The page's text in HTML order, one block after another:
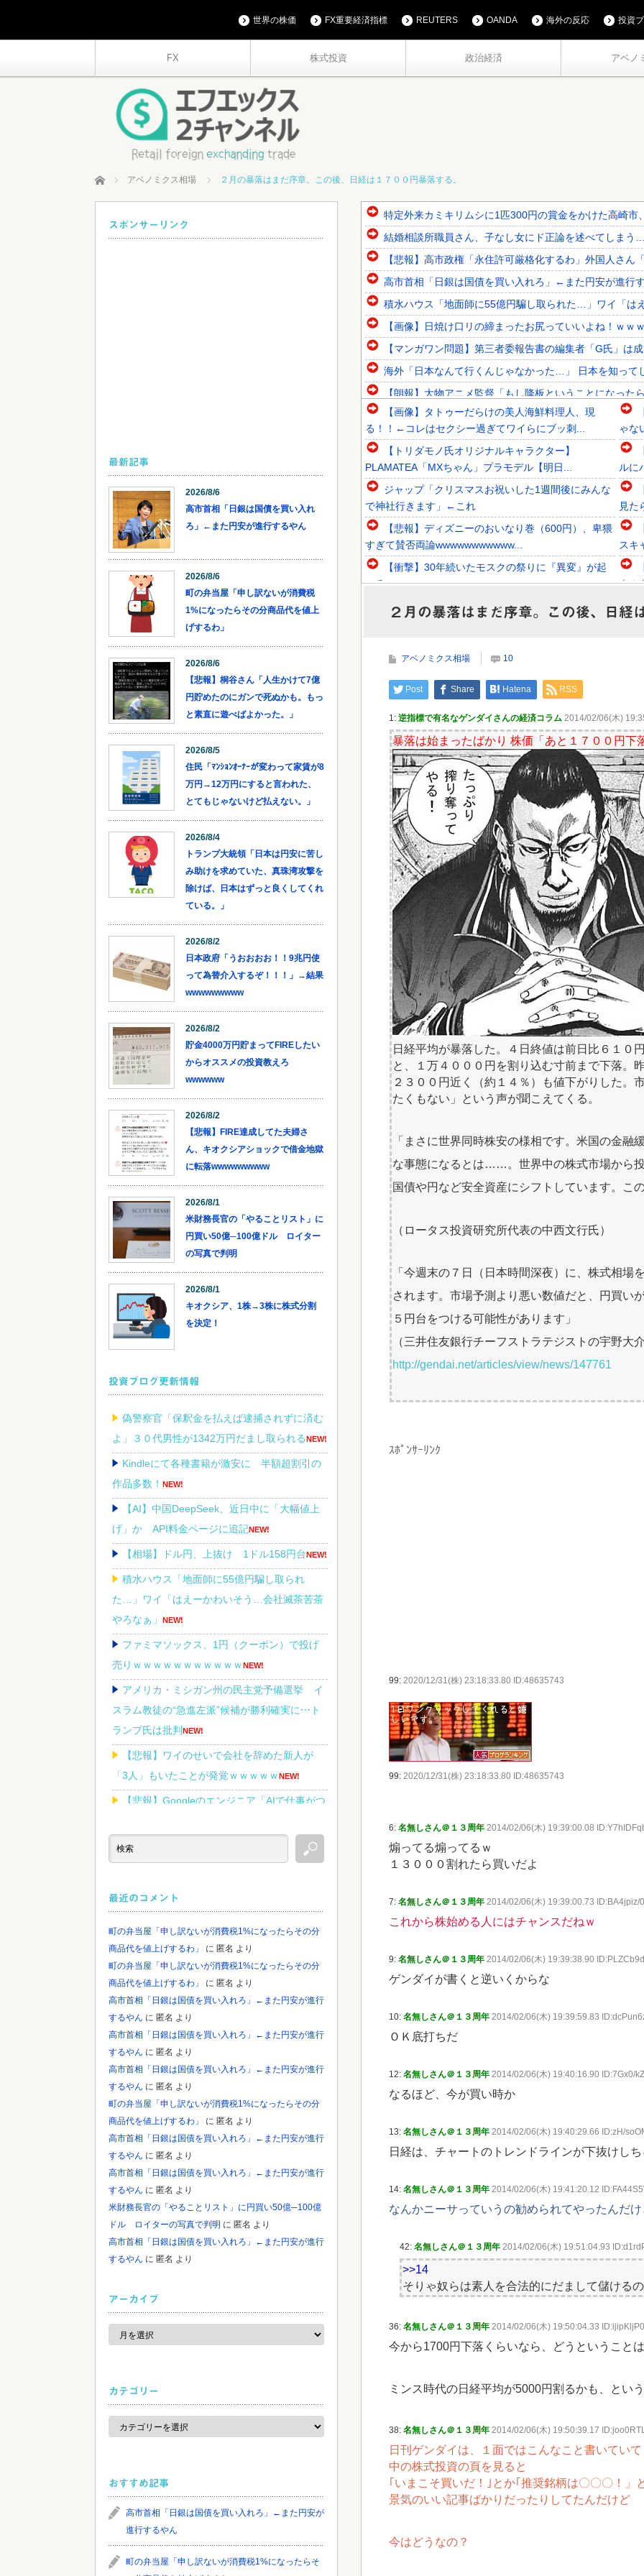
FX 株式投資 政治経済 アベノ
世界の株価 FX重要経済指標 REUTERS OANDA 海外の反応 投資
ホーム アベノミクス相場 ２月の暴落はまだ序章。この後、日経は１７００円暴落する。
特定外来カミキリムシに1匹300円の賞金をかけた高崎市
結婚相談所職員さん、子なし女にド正論を述べてしまう
【悲報】高市政権「永住許可厳格化するわ」外国人さ
高市首相「日銀は国債を買い入れろ」←また円安が進行
積水ハウス「地面師に55億円騙し取られた…」ワイ「は
【画像】日焼け口リの締まったお尻っていいよね！ｗｗ
【マンガワン問題】第三者委報告書の編集者「G氏」は
海外「日本なんて行くんじゃなかった…」 日本を知って
【朗報】大物アニメ監督「もし降板ということになっ
韓国人「SKハイニックスが10%台の暴落！外国人投資
韓国人「日本ではテーブルに肘をついてはいけない？日
韓国人「1592年に現代の機械化部隊がタイムスリップ
Powered by livedoor 相互RSS
【画像】タトゥーだらけの美人海鮮料理人、現
る！！←コレはセクシー過ぎてワイらにブッ刺...
【トリダモノ氏オリジナルキャラクター】
PLAMATEA「MXちゃん」プラモデル【明日...
ジャップ「クリスマスお祝いした1週間後にみんな
で神社行きます」←これ
【悲報】ディズニーのおいなり巻（600円）、卑猥
すぎて賛否両論wwwwwwwwwww...
【衝撃】30年続いたモスクの祭りに『異変』が起
こる・・・・・
【悲報】ワイのせいで会社を辞めた新人が「3人」
もいたことが発覚ｗｗｗｗｗ
Powered by livedoor 相互RSS
ゃな
ルに
見た
スキ
ナル
２月の暴落はまだ序章。この後、日経
アベノミクス相場 10
Post Share Hatena RSS
1: 逆指標で有名なゲンダイさんの経済コラム 2014/02/06(木)
暴落は始まったばかり 株価「あと１７００円下
日経平均が暴落した。４日終値は前日比６１０
と、１万４０００円を割り込む寸前まで下落。
２３００円近く（約１４％）も値下がりした。
たくもない」という声が聞こえてくる。
「まさに世界同時株安の様相です。米国の金融
な事態になるとは……。世界中の株式市場から
国債や円など安全資産にシフトしています。こ
（ロータス投資研究所代表の中西文行氏）
「今週末の７日（日本時間深夜）に、株式相場
されます。市場予測より悪い数値だと、円買い
５円台をつける可能性があります」
（三井住友銀行チーフストラテジストの宇野大
http://gendai.net/articles/view/news/147761
ｽﾎﾟﾝｻｰﾘﾝｸ
99: 2020/12/31(株) 23:18:33.80 ID:48635743
99: 2020/12/31(株) 23:18:33.80 ID:48635743
6: 名無しさん＠１３周年 2014/02/06(木) 19:39:00.08
煽ってる煽ってるｗ
１３０００割れたら買いだよ
7: 名無しさん＠１３周年 2014/02/06(木) 19:39:00.73 ID:BA4jpiz/0
これから株始める人にはチャンスだねｗ
9: 名無しさん＠１３周年 2014/02/06(木) 19:39:38.90
ゲンダイが書くと逆いくからな
10: 名無しさん＠１３周年 2014/02/06(木) 19:39:59.83
ＯＫ底打ちだ
12: 名無しさん＠１３周年 2014/02/06(木) 19:40:16.90 ID:7Gx0/
なるほど、今が買い時か
13: 名無しさん＠１３周年 2014/02/06(木) 19:40:29.66 ID:zH/
日経は、チャートのトレンドラインが下抜けし
14: 名無しさん＠１３周年 2014/02/06(木) 19:41:20.12
なんかニーサっていうの勧められてやったんだ
42: 名無しさん＠１３周年 2014/02/06(木) 19:51:04.93
>>14
そりゃ奴らは素人を合法的にだまして儲ける
36: 名無しさん＠１３周年 2014/02/06(木) 19:50:04.33 ID:ijipKljP0
今から1700円下落くらいなら、どうということ
ミンス時代の日経平均が5000円割るかも、とい
38: 名無しさん＠１３周年 2014/02/06(木) 19:50:39.17
日刊ゲンダイは、１面ではこんなこと書いていて
中の株式投資の頁を見ると
｢いまこそ買いだ！｣とか｢推奨銘柄は〇〇〇！」
景気のいい記事ばかりだったりしてたんだけど
今はどうなの？
スポンサーリンク
最新記事
2026/8/6
高市首相「日銀は国債を買い入れ
ろ」←また円安が進行するやん
2026/8/6
町の弁当屋「申し訳ないが消費税
1%になったらその分商品代を値上
げするわ」
2026/8/6
【悲報】桐谷さん「人生かけて7億
円貯めたのにガンで死ぬかも。もっ
と素直に遊べばよかった。」
2026/8/5
住民「ﾏﾝｼｮﾝｵｰﾅｰが変わって家賃が8
万円→12万円にすると言われた、
とてもじゃないけど払えない。」
2026/8/4
トランプ大統領「日本は円安に苦し
み助けを求めていた、真珠湾攻撃を
除けば、日本はずっと良くしてくれ
ている。」
2026/8/2
日本政府「うおおおお！！9兆円使
って為替介入するぞ！！！」→結果
wwwwwwwww
2026/8/2
貯金4000万円貯まってFIREしたい
からオススメの投資教えろ
wwwwww
2026/8/2
【悲報】FIRE達成してた夫婦さ
ん、キオクシアショックで借金地獄
に転落wwwwwwwww
2026/8/1
米財務長官の「やることリスト」に
円買い50億─100億ドル ロイター
の写真で判明
2026/8/1
キオクシア、1株→3株に株式分割
を決定！
投資ブログ更新情報
偽警察官「保釈金を払えば逮捕されずに済む
よ」３０代男性が1342万円だまし取られるNEW!
Kindleにて各種書籍が激安に 半額超割引の
作品多数！ NEW!
【AI】中国DeepSeek、近日中に「大幅値上
げ」か API料金ページに追記NEW!
【相場】ドル円、上抜け 1ドル158円台NEW!
積水ハウス「地面師に55億円騙し取られ
た…」ワイ「はえーかわいそう…会社滅茶苦茶
やろなぁ」
NEW!
ファミマソックス、1円（クーポン）で投げ
売りｗｗｗｗｗｗｗｗｗｗｗNEW!
アメリカ・ミシガン州の民主党予備選挙 イ
スラム教徒の“急進左派”候補が勝利確実に⋯ト
ランプ氏は批判 NEW!
【悲報】ワイのせいで会社を辞めた新人が
「3人」もいたことが発覚ｗｗｗｗｗNEW!
【悲報】Googleのエンジニア「AIで仕事がつ
Powered by livedoor 相互RSS
最近のコメント
町の弁当屋「申し訳ないが消費税1%になったらその分
商品代を値上げするわ」
に 匿名 より
町の弁当屋「申し訳ないが消費税1%になったらその分
商品代を値上げするわ」
に 匿名 より
高市首相「日銀は国債を買い入れろ」←また円安が進行
するやん に 匿名 より
高市首相「日銀は国債を買い入れろ」←また円安が進行
するやん に 匿名 より
高市首相「日銀は国債を買い入れろ」←また円安が進行
するやん に 匿名 より
町の弁当屋「申し訳ないが消費税1%になったらその分
商品代を値上げするわ」
に 匿名 より
高市首相「日銀は国債を買い入れろ」←また円安が進行
するやん に 匿名 より
高市首相「日銀は国債を買い入れろ」←また円安が進行
するやん に 匿名 より
米財務長官の「やることリスト」に円買い50億─100億
ドル ロイターの写真で判明 に 匿名 より
高市首相「日銀は国債を買い入れろ」←また円安が進行
するやん に 匿名 より
アーカイブ
ア
カ
カテゴリー
カ
ゴ
おすすめ記事
高市首相「日銀は国債を買い入れろ」←また円安が
進行するやん
町の弁当屋「申し訳ないが消費税1%になったらそ